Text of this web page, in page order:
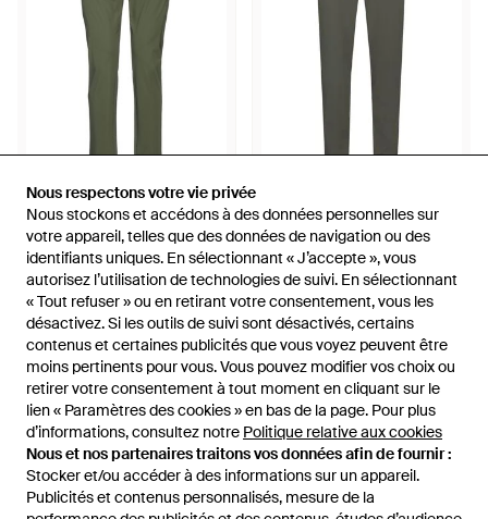
Nous respectons votre vie privée
Nous stockons et accédons à des données personnelles sur
votre appareil, telles que des données de navigation ou des
identifiants uniques. En sélectionnant « J’accepte », vous
autorisez l’utilisation de technologies de suivi. En sélectionnant
« Tout refuser » ou en retirant votre consentement, vous les
désactivez. Si les outils de suivi sont désactivés, certains
contenus et certaines publicités que vous voyez peuvent être
moins pertinents pour vous. Vous pouvez modifier vos choix ou
retirer votre consentement à tout moment en cliquant sur le
lien « Paramètres des cookies » en bas de la page. Pour plus
d’informations, consultez notre Politique relative aux cookies
Nous et nos partenaires traitons vos données afin de fournir :
Stocker et/ou accéder à des informations sur un appareil.
Publicités et contenus personnalisés, mesure de la
Nous respectons votre vie privée
Nous stockons et accédons à des données personnelles sur
votre appareil, telles que des données de navigation ou des
identifiants uniques. En sélectionnant « J’accepte », vous
autorisez l’utilisation de technologies de suivi. En sélectionnant
« Tout refuser » ou en retirant votre consentement, vous les
désactivez. Si les outils de suivi sont désactivés, certains
contenus et certaines publicités que vous voyez peuvent être
moins pertinents pour vous. Vous pouvez modifier vos choix ou
retirer votre consentement à tout moment en cliquant sur le
lien « Paramètres des cookies » en bas de la page. Pour plus
d’informations, consultez notre Politique relative aux cookies
Nous et nos partenaires traitons vos données afin de fournir :
Stocker et/ou accéder à des informations sur un appareil.
Publicités et contenus personnalisés, mesure de la
58 €
Suns Boards
Pantalon - Vert
De YOOX
ÉPUISÉ
41 €
Suns Boards
Pantalon - Gris
De YOOX